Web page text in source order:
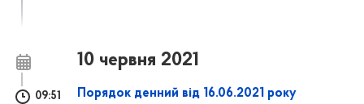
10 червня 2021
09:51 Порядок денний від 16.06.2021 року